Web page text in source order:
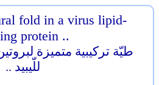
fold in a virus lipid-
protein ..
طيّة تركيبية متميزة
للّيبيد ..